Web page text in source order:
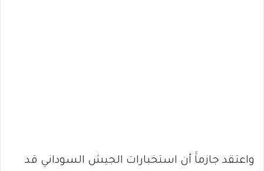
واعتقد جازماََ أن استخبارات الجيش السوداني قد